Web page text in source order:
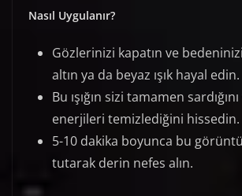
Nasıl Uygulanır?
Gözlerinizi kapatın ve
altın ya da beyaz ışık hayal edin.
Bu ışığın sizi tamamen
enerjileri temizlediğini hissedin.
5-10 dakika boyunca bu
tutarak derin nefes alın.